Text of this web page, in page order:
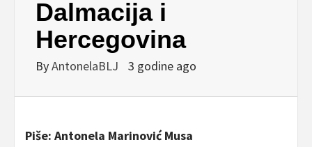
Dalmacija i
Hercegovina
ByAntonelaBLJ 3 godine ago
Piše: Antonela Marinović Musa